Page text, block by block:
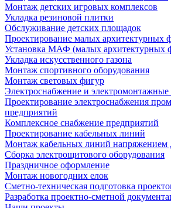
Монтаж детских игровых комплексов
Укладка резиновой плитки
Обслуживание детских площадок
Проектирование малых
Установка МАФ (малых архитектурных
Укладка искусственного газона
Монтаж спортивного оборудования
Монтаж световых фигур
Электроснабжение и электромонтажные
Проектирование электроснабжения
предприятий
Комплексное снабжение предприятий
Проектирование кабельных линий
Монтаж кабельных линий напряжением
Сборка электрощитового оборудования
Праздничное оформление
Монтаж новогодних елок
Сметно-техническая подготовка
Разработка проектно-сметной